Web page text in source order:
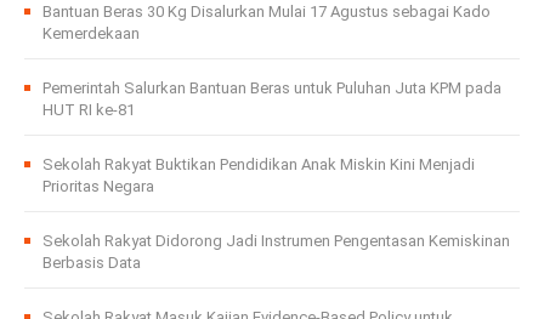
Bantuan Beras 30 Kg Disalurkan Mulai 17 Agustus sebagai Kado
Kemerdekaan
Pemerintah Salurkan Bantuan Beras untuk Puluhan Juta KPM pada
HUT RI ke-81
Sekolah Rakyat Buktikan Pendidikan Anak Miskin Kini Menjadi
Prioritas Negara
Sekolah Rakyat Didorong Jadi Instrumen Pengentasan Kemiskinan
Berbasis Data